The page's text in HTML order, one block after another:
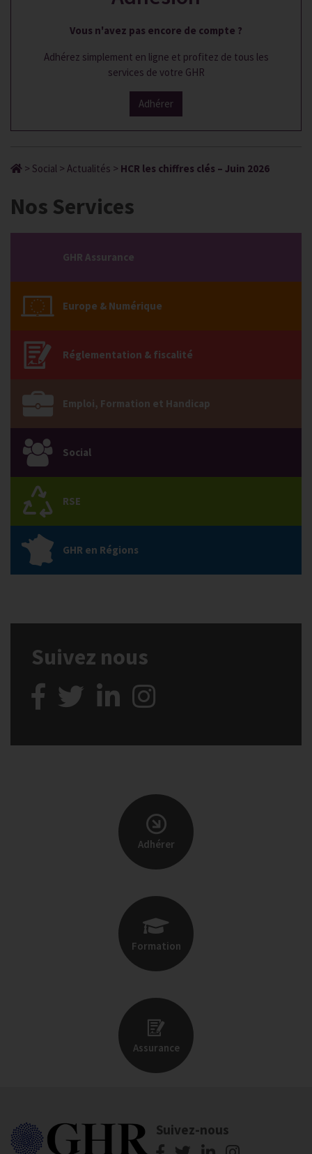
Vous n'avez pas encore de compte ?
Adhérez simplement en ligne et profitez de tous les
services de votre GHR
Adhérer
> Social > Actualités > HCR les chiffres clés – Juin 2026
Nos Services
GHR Assurance
Europe & Numérique
Réglementation & fiscalité
Emploi, Formation et Handicap
Social
RSE
GHR en Régions
Suivez nous
Adhérer
Formation
Assurance
Suivez-nous